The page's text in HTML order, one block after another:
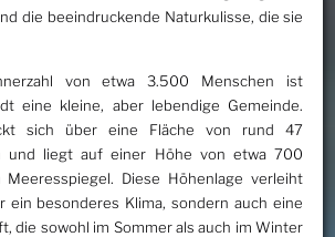
die beeindruckende Naturkulisse, die sie
von etwa 3.500 Menschen ist
eine kleine, aber lebendige Gemeinde.
sich über eine Fläche von rund 47
und liegt auf einer Höhe von etwa 700
Diese Höhenlage verleiht
ein besonderes Klima, sondern auch eine
die sowohl im Sommer als auch im Winter